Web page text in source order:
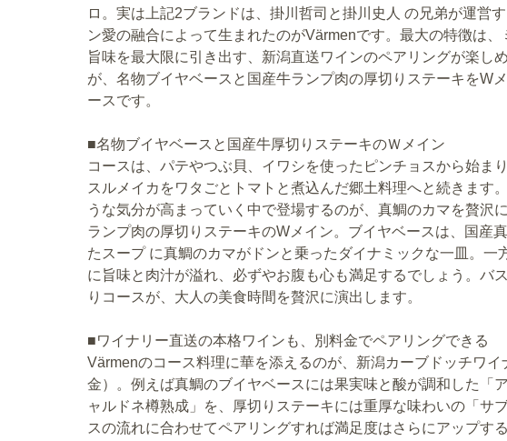
ロ。実は上記2ブランドは、掛川哲司と掛川史人 の兄弟が運営
ン愛の融合によって生まれたのがVärmenです。最大の特徴は
旨味を最大限に引き出す、新潟直送ワインのペアリングが楽し
が、名物ブイヤベースと国産牛ランプ肉の厚切りステーキをW
ースです。
■名物ブイヤベースと国産牛厚切りステーキのＷメイン
コースは、パテやつぶ貝、イワシを使ったピンチョスから始ま
スルメイカをワタごとトマトと煮込んだ郷土料理へと続きます
うな気分が高まっていく中で登場するのが、真鯛のカマを贅沢
ランプ肉の厚切りステーキのWメイン。ブイヤベースは、国産
たスープ に真鯛のカマがドンと乗ったダイナミックな一皿。一
に旨味と肉汁が溢れ、必ずやお腹も心も満足するでしょう。バ
りコースが、大人の美食時間を贅沢に演出します。
■ワイナリー直送の本格ワインも、別料金でペアリングできる
Värmenのコース料理に華を添えるのが、新潟カーブドッチワ
金）。例えば真鯛のブイヤベースには果実味と酸が調和した「
ャルドネ樽熟成」を、厚切りステーキには重厚な味わいの「サ
スの流れに合わせてペアリングすれば満足度はさらにアップす